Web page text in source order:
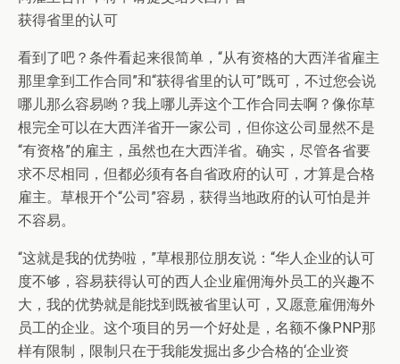
获得省里的认可
看到了吧？条件看起来很简单，“从有资格的大西洋省雇主
那里拿到工作合同”和“获得省里的认可”既可，不过您会说
哪儿那么容易哟？我上哪儿弄这个工作合同去啊？像你草
根完全可以在大西洋省开一家公司，但你这公司显然不是
“有资格”的雇主，虽然也在大西洋省。确实，尽管各省要
求不尽相同，但都必须有各自省政府的认可，才算是合格
雇主。草根开个“公司”容易，获得当地政府的认可怕是并
不容易。
“这就是我的优势啦，”草根那位朋友说：“华人企业的认可
度不够，容易获得认可的西人企业雇佣海外员工的兴趣不
大，我的优势就是能找到既被省里认可，又愿意雇佣海外
员工的企业。这个项目的另一个好处是，名额不像PNP那
样有限制，限制只在于我能发掘出多少合格的‘企业资